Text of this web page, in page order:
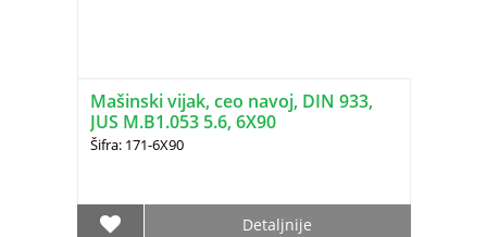
Mašinski vijak, ceo navoj, DIN 933,
JUS M.B1.053 5.6, 6X90
Šifra: 171-6X90
Detaljnije